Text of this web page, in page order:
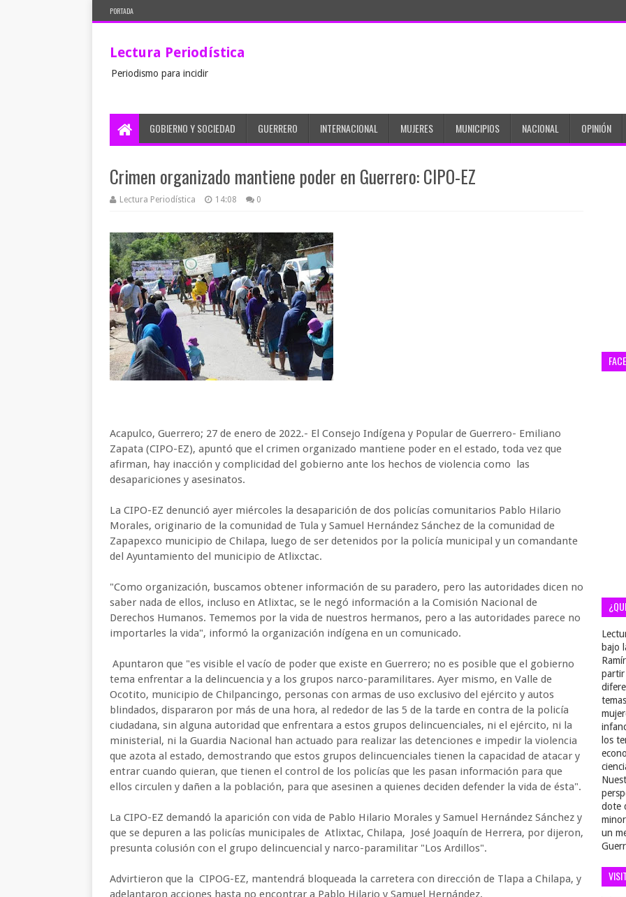
PORTADA
Lectura Periodística
Periodismo para incidir
GOBIERNO Y SOCIEDAD GUERRERO INTERNACIONAL MUJERES MUNICIPIOS NACIONAL OPINIÓN
Crimen organizado mantiene poder en Guerrero: CIPO-EZ
Lectura Periodística 14:08 0
Acapulco, Guerrero; 27 de enero de 2022.- El Consejo Indígena y Popular de Guerrero- Emiliano
Zapata (CIPO-EZ), apuntó que el crimen organizado mantiene poder en el estado, toda vez que
afirman, hay inacción y complicidad del gobierno ante los hechos de violencia como las
desapariciones y asesinatos.
La CIPO-EZ denunció ayer miércoles la desaparición de dos policías comunitarios Pablo Hilario
Morales, originario de la comunidad de Tula y Samuel Hernández Sánchez de la comunidad de
Zapapexco municipio de Chilapa, luego de ser detenidos por la policía municipal y un comandante
del Ayuntamiento del municipio de Atlixctac.
"Como organización, buscamos obtener información de su paradero, pero las autoridades dicen no
saber nada de ellos, incluso en Atlixtac, se le negó información a la Comisión Nacional de
Derechos Humanos. Tememos por la vida de nuestros hermanos, pero a las autoridades parece no
importarles la vida", informó la organización indígena en un comunicado.
Apuntaron que "es visible el vacío de poder que existe en Guerrero; no es posible que el gobierno
tema enfrentar a la delincuencia y a los grupos narco-paramilitares. Ayer mismo, en Valle de
Ocotito, municipio de Chilpancingo, personas con armas de uso exclusivo del ejército y autos
blindados, dispararon por más de una hora, al rededor de las 5 de la tarde en contra de la policía
ciudadana, sin alguna autoridad que enfrentara a estos grupos delincuenciales, ni el ejército, ni la
ministerial, ni la Guardia Nacional han actuado para realizar las detenciones e impedir la violencia
que azota al estado, demostrando que estos grupos delincuenciales tienen la capacidad de atacar y
entrar cuando quieran, que tienen el control de los policías que les pasan información para que
ellos circulen y dañen a la población, para que asesinen a quienes deciden defender la vida de ésta".
La CIPO-EZ demandó la aparición con vida de Pablo Hilario Morales y Samuel Hernández Sánchez y
que se depuren a las policías municipales de Atlixtac, Chilapa, José Joaquín de Herrera, por dijeron,
presunta colusión con el grupo delincuencial y narco-paramilitar "Los Ardillos".
Advirtieron que la CIPOG-EZ, mantendrá bloqueada la carretera con dirección de Tlapa a Chilapa, y
adelantaron acciones hasta no encontrar a Pablo Hilario y Samuel Hernández.
bajo
partir
los
dote
un